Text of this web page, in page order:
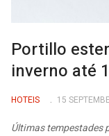
Portillo
inverno até
HOTEIS 15
Últimas tempestades